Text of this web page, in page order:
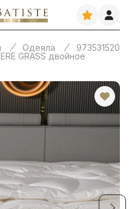
Одеяла
973531520
GRASS двойное